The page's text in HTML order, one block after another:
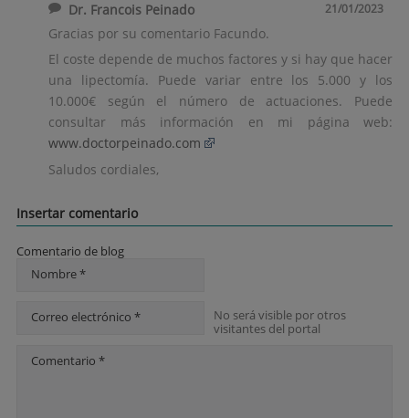
Dr. Francois Peinado 21/01/2023
Gracias por su comentario Facundo.
El coste depende de muchos factores y si hay que hacer
una lipectomía. Puede variar entre los 5.000 y los
10.000€ según el número de actuaciones. Puede
consultar más información en mi página web:
www.doctorpeinado.com
Saludos cordiales,
Insertar comentario
Comentario de blog
Nombre *
Correo electrónico *
No será visible por otros
visitantes del portal
Comentario *